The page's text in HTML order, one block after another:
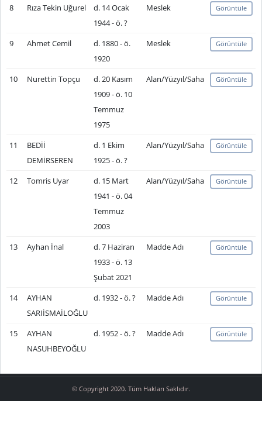
8 Rıza Tekin Uğurel
d. 14 Ocak
1944 - ö. ?
Meslek Görüntüle
9 Ahmet Cemil
d. 1880 - ö.
1920
Meslek Görüntüle
10 Nurettin Topçu
d. 20 Kasım
1909 - ö. 10
Temmuz
1975
Alan/Yüzyıl/Saha Görüntüle
11
BEDİİ
DEMİRSEREN
d. 1 Ekim
1925 - ö. ?
Alan/Yüzyıl/Saha Görüntüle
12 Tomris Uyar
d. 15 Mart
1941 - ö. 04
Temmuz
2003
Alan/Yüzyıl/Saha Görüntüle
13 Ayhan İnal
d. 7 Haziran
1933 - ö. 13
Şubat 2021
Madde Adı Görüntüle
14
AYHAN
SARIİSMAİLOĞLU
d. 1932 - ö. ? Madde Adı Görüntüle
15
AYHAN
NASUHBEYOĞLU
d. 1952 - ö. ? Madde Adı Görüntüle
© Copyright 2020. Tüm Hakları Saklıdır.